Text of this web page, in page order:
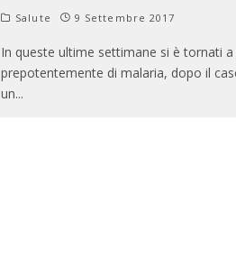
Salute 9 Settembre 2017
In queste ultime settimane si è tornati a
prepotentemente di malaria, dopo il
un...